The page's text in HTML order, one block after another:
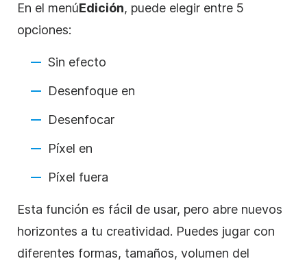
En el menúEdición, puede elegir entre 5
opciones:
Sin efecto
Desenfoque en
Desenfocar
Píxel en
Píxel fuera
Esta función es fácil de usar, pero abre nuevos
horizontes a tu creatividad. Puedes jugar con
diferentes formas, tamaños, volumen del